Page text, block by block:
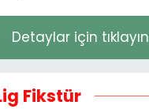
Detaylar için tıklayın
Fikstür